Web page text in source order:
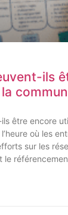
ils
être encore
où les
sur les
le